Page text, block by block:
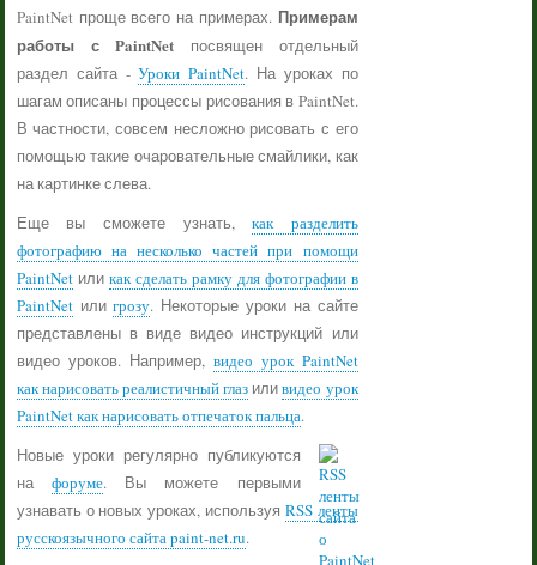
PaintNet проще всего на примерах. Примерам
работы с PaintNet посвящен отдельный
раздел сайта -Уроки PaintNet. На уроках по
шагам описаны процессы рисования в PaintNet.
В частности, совсем несложно рисовать с его
помощью такие очаровательные смайлики, как
на картинке слева.
Еще вы сможете узнать,как разделить
фотографию на несколько частей при помощи
PaintNetили как сделать рамку для фотографии в
PaintNetилигрозу. Некоторые уроки на сайте
представлены в виде видео инструкций или
видео уроков. Например, видео урок PaintNet
как нарисовать реалистичный глаз иливидео урок
PaintNet как нарисовать отпечаток пальца.
Новые уроки регулярно публикуются
нафоруме. Вы можете первыми
узнавать о новых уроках, используя RSS ленты
русскоязычного сайта paint-net.ru.